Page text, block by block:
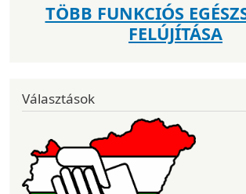
TÖBB FUNKCIÓS
FELÚJÍTÁSA
Választások